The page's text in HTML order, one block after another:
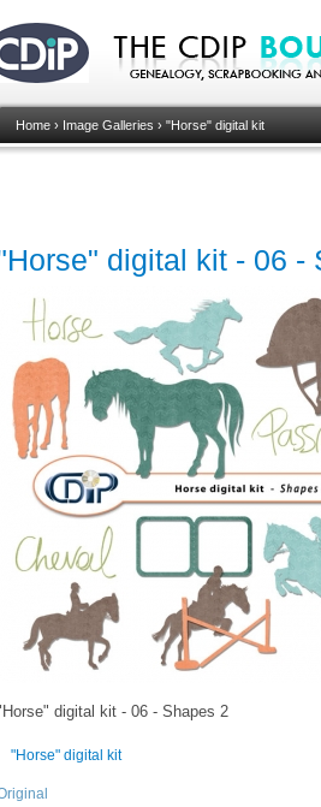
Home› Image Galleries › "Horse" digital kit
digital kit - 06 -
digital kit - 06 - Shapes 2
"Horse" digital kit